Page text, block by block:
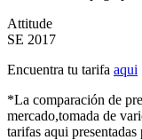
Attitude
SE 2017
Encuentra tu tarifa aqui
*La comparación de
mercado,tomada de
tarifas aqui presentadas